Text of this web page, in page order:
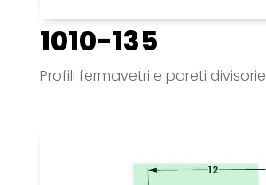
1010-135
Profili fermavetri e pareti divisorie